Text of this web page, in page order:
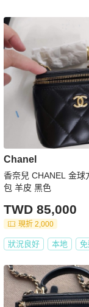
Chanel
香奈兒 CHANEL 金球
包 羊皮 黑色
TWD 85,000
現折 2,000
狀況良好 本地 免